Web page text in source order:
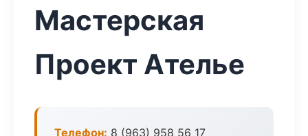
Мастерская
Проект Ателье
Телефон: 8 (963) 958 56 17